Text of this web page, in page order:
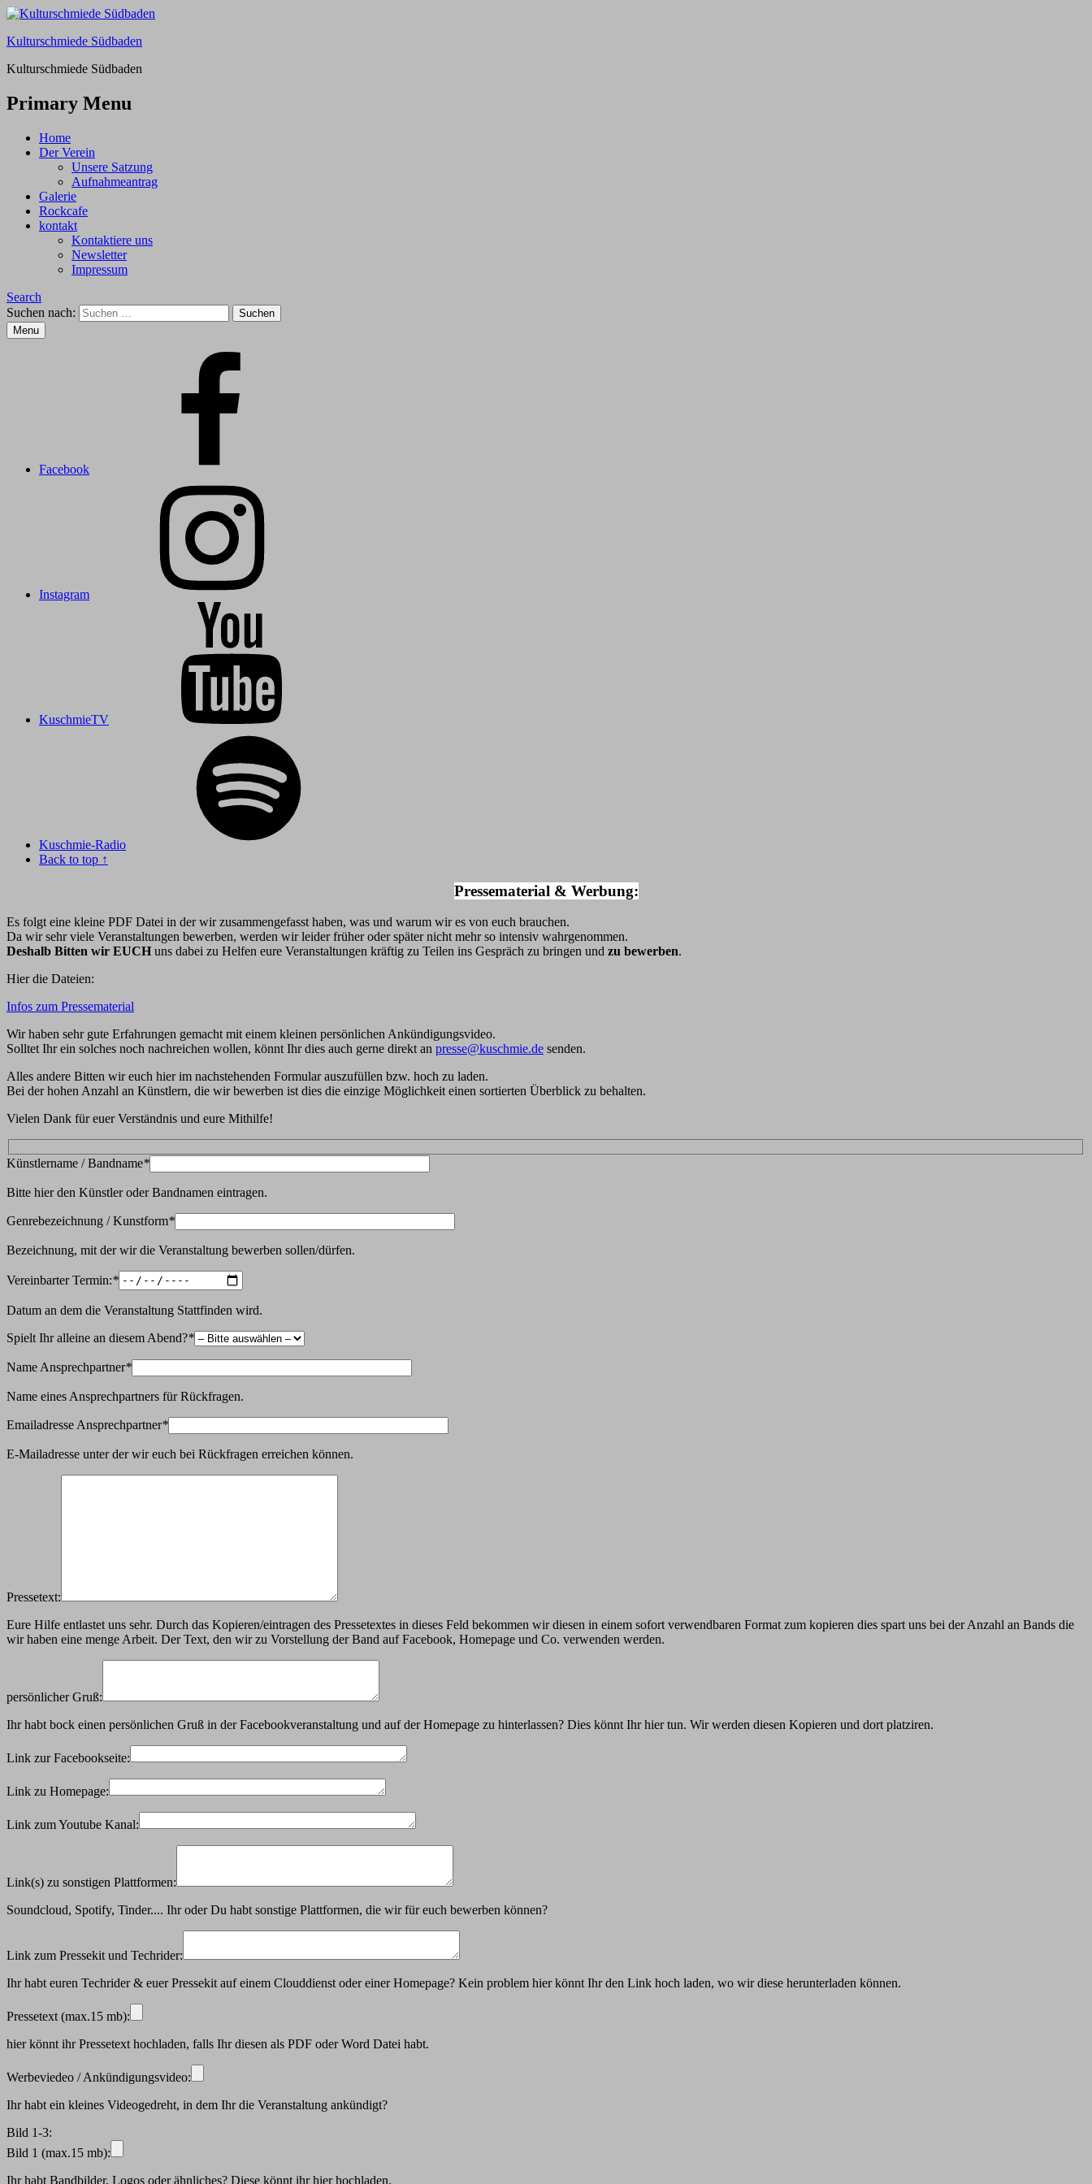
Kulturschmiede Südbaden
Kulturschmiede Südbaden
Primary Menu
Home
Der Verein
Unsere Satzung
Aufnahmeantrag
Galerie
Rockcafe
kontakt
Kontaktiere uns
Newsletter
Impressum
Search
Suchen nach:
Menu
Facebook
Instagram
KuschmieTV
Kuschmie-Radio
Back to top ↑
Pressematerial & Werbung:
Es folgt eine kleine PDF Datei in der wir zusammengefasst haben, was und warum wir es von euch brauchen.
Da wir sehr viele Veranstaltungen bewerben, werden wir leider früher oder später nicht mehr so intensiv wahrgenommen.
Deshalb Bitten wir EUCH uns dabei zu Helfen eure Veranstaltungen kräftig zu Teilen ins Gespräch zu bringen und zu bewerben.
Hier die Dateien:
Infos zum Pressematerial
Wir haben sehr gute Erfahrungen gemacht mit einem kleinen persönlichen Ankündigungsvideo.
Solltet Ihr ein solches noch nachreichen wollen, könnt Ihr dies auch gerne direkt an presse@kuschmie.de senden.
Alles andere Bitten wir euch hier im nachstehenden Formular auszufüllen bzw. hoch zu laden.
Bei der hohen Anzahl an Künstlern, die wir bewerben ist dies die einzige Möglichkeit einen sortierten Überblick zu behalten.
Vielen Dank für euer Verständnis und eure Mithilfe!
Künstlername / Bandname*
Bitte hier den Künstler oder Bandnamen eintragen.
Genrebezeichnung / Kunstform*
Bezeichnung, mit der wir die Veranstaltung bewerben sollen/dürfen.
Vereinbarter Termin:*
Datum an dem die Veranstaltung Stattfinden wird.
Spielt Ihr alleine an diesem Abend?*
Name Ansprechpartner*
Name eines Ansprechpartners für Rückfragen.
Emailadresse Ansprechpartner*
E-Mailadresse unter der wir euch bei Rückfragen erreichen können.
Pressetext:
Eure Hilfe entlastet uns sehr. Durch das Kopieren/eintragen des Pressetextes in dieses Feld bekommen wir diesen in einem sofort verwendbaren Format zum kopieren dies spart uns bei der Anzahl an Bands die
wir haben eine menge Arbeit. Der Text, den wir zu Vorstellung der Band auf Facebook, Homepage und Co. verwenden werden.
persönlicher Gruß:
Ihr habt bock einen persönlichen Gruß in der Facebookveranstaltung und auf der Homepage zu hinterlassen? Dies könnt Ihr hier tun. Wir werden diesen Kopieren und dort platziren.
Link zur Facebookseite:
Link zu Homepage:
Link zum Youtube Kanal:
Link(s) zu sonstigen Plattformen:
Soundcloud, Spotify, Tinder.... Ihr oder Du habt sonstige Plattformen, die wir für euch bewerben können?
Link zum Pressekit und Techrider:
Ihr habt euren Techrider & euer Pressekit auf einem Clouddienst oder einer Homepage? Kein problem hier könnt Ihr den Link hoch laden, wo wir diese herunterladen können.
Pressetext (max.15 mb):
hier könnt ihr Pressetext hochladen, falls Ihr diesen als PDF oder Word Datei habt.
Werbeviedeo / Ankündigungsvideo:
Ihr habt ein kleines Videogedreht, in dem Ihr die Veranstaltung ankündigt?
Bild 1-3:
Bild 1 (max.15 mb):
Ihr habt Bandbilder, Logos oder ähnliches? Diese könnt ihr hier hochladen.